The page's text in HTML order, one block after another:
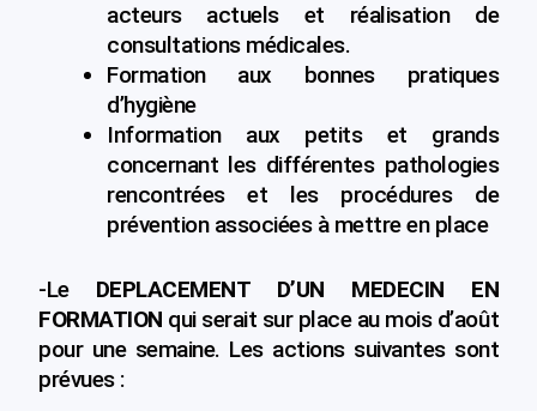
acteurs actuels et réalisation de
consultations médicales.
Formation aux bonnes pratiques
d’hygiène
Information aux petits et grands
concernant les différentes pathologies
rencontrées et les procédures de
prévention associées à mettre en place
-Le DEPLACEMENT D’UN MEDECIN EN
FORMATION qui serait sur place au mois d’août
pour une semaine. Les actions suivantes sont
prévues :